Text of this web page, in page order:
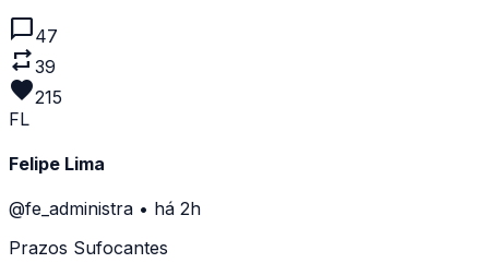
chat_bubble47
repeat39
favorite215
FL
Felipe Lima
@fe_administra • há 2h
Prazos Sufocantes